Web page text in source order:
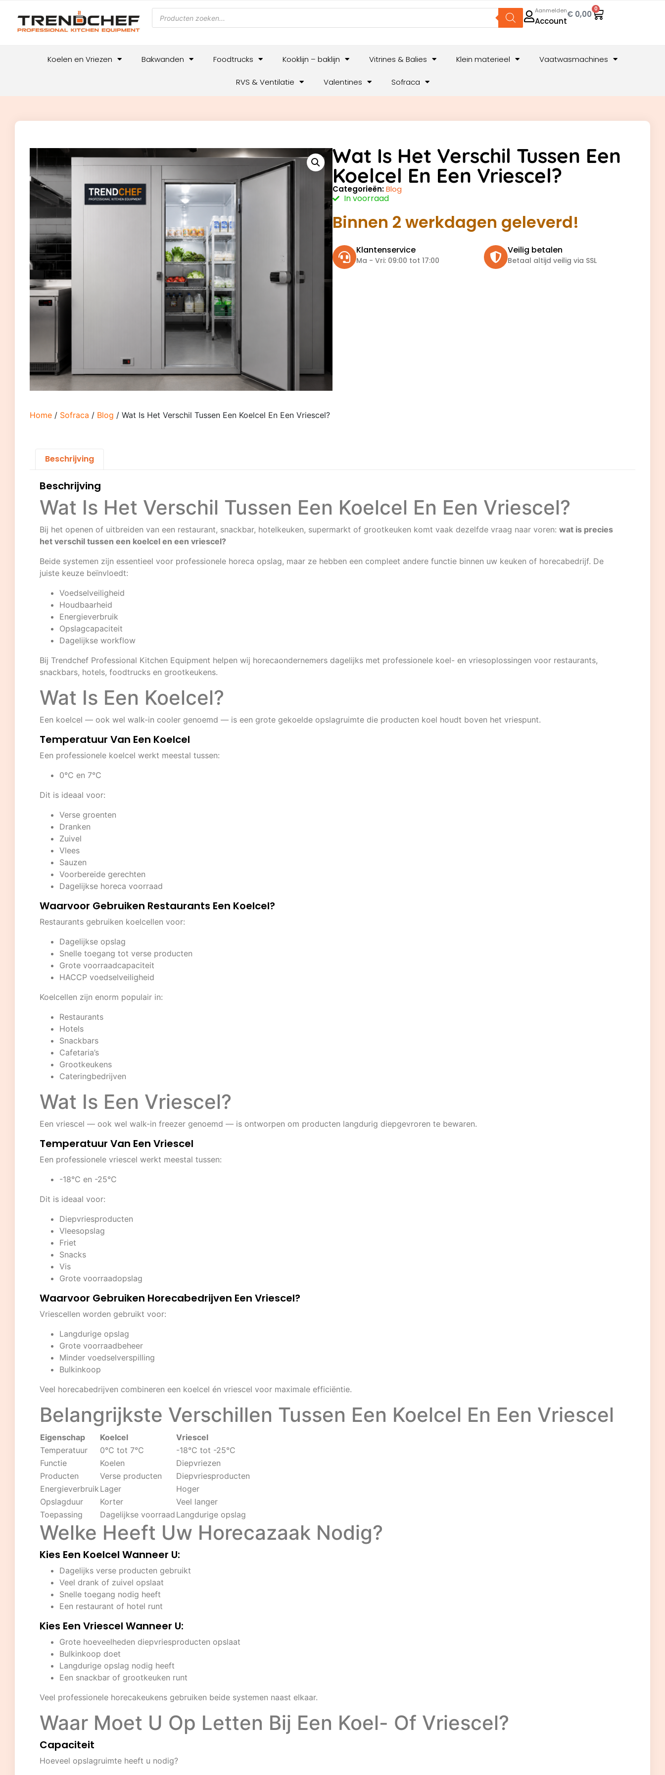
Aanmelden
Account
€ 0,00
0
Koelen en Vriezen Bakwanden Foodtrucks Kooklijn – baklijn Vitrines & Balies Klein materieel Vaatwasmachines
RVS & Ventilatie Valentines Sofraca
Wat Is Het Verschil Tussen Een
Koelcel En Een Vriescel?
Categorieën:Blog
In voorraad
Binnen 2 werkdagen geleverd!
Klantenservice
Ma - Vri: 09:00 tot 17:00
Veilig betalen
Betaal altijd veilig via SSL
Home / Sofraca / Blog / Wat Is Het Verschil Tussen Een Koelcel En Een Vriescel?
Beschrijving
Beschrijving
Wat Is Het Verschil Tussen Een Koelcel En Een Vriescel?
Bij het openen of uitbreiden van een restaurant, snackbar, hotelkeuken, supermarkt of grootkeuken komt vaak dezelfde vraag naar voren: wat is precies
het verschil tussen een koelcel en een vriescel?
Beide systemen zijn essentieel voor professionele horeca opslag, maar ze hebben een compleet andere functie binnen uw keuken of horecabedrijf. De
juiste keuze beïnvloedt:
Voedselveiligheid
Houdbaarheid
Energieverbruik
Opslagcapaciteit
Dagelijkse workflow
Bij Trendchef Professional Kitchen Equipment helpen wij horecaondernemers dagelijks met professionele koel- en vriesoplossingen voor restaurants,
snackbars, hotels, foodtrucks en grootkeukens.
Wat Is Een Koelcel?
Een koelcel — ook wel walk-in cooler genoemd — is een grote gekoelde opslagruimte die producten koel houdt boven het vriespunt.
Temperatuur Van Een Koelcel
Een professionele koelcel werkt meestal tussen:
0°C en 7°C
Dit is ideaal voor:
Verse groenten
Dranken
Zuivel
Vlees
Sauzen
Voorbereide gerechten
Dagelijkse horeca voorraad
Waarvoor Gebruiken Restaurants Een Koelcel?
Restaurants gebruiken koelcellen voor:
Dagelijkse opslag
Snelle toegang tot verse producten
Grote voorraadcapaciteit
HACCP voedselveiligheid
Koelcellen zijn enorm populair in:
Restaurants
Hotels
Snackbars
Cafetaria’s
Grootkeukens
Cateringbedrijven
Wat Is Een Vriescel?
Een vriescel — ook wel walk-in freezer genoemd — is ontworpen om producten langdurig diepgevroren te bewaren.
Temperatuur Van Een Vriescel
Een professionele vriescel werkt meestal tussen:
-18°C en -25°C
Dit is ideaal voor:
Diepvriesproducten
Vleesopslag
Friet
Snacks
Vis
Grote voorraadopslag
Waarvoor Gebruiken Horecabedrijven Een Vriescel?
Vriescellen worden gebruikt voor:
Langdurige opslag
Grote voorraadbeheer
Minder voedselverspilling
Bulkinkoop
Veel horecabedrijven combineren een koelcel én vriescel voor maximale efficiëntie.
Belangrijkste Verschillen Tussen Een Koelcel En Een Vriescel
Eigenschap Koelcel
Vriescel
Temperatuur
0°C tot 7°C
-18°C tot -25°C
Functie
Koelen
Diepvriezen
Producten
Verse producten
Diepvriesproducten
Energieverbruik Lager
Hoger
Opslagduur
Korter
Veel langer
Toepassing
Dagelijkse voorraad Langdurige opslag
Welke Heeft Uw Horecazaak Nodig?
Kies Een Koelcel Wanneer U:
Dagelijks verse producten gebruikt
Veel drank of zuivel opslaat
Snelle toegang nodig heeft
Een restaurant of hotel runt
Kies Een Vriescel Wanneer U:
Grote hoeveelheden diepvriesproducten opslaat
Bulkinkoop doet
Langdurige opslag nodig heeft
Een snackbar of grootkeuken runt
Veel professionele horecakeukens gebruiken beide systemen naast elkaar.
Waar Moet U Op Letten Bij Een Koel- Of Vriescel?
Capaciteit
Hoeveel opslagruimte heeft u nodig?